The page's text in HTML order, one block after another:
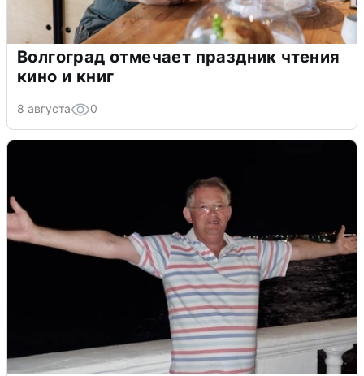
Волгоград отмечает праздник чтения
кино и книг
8 августа 0